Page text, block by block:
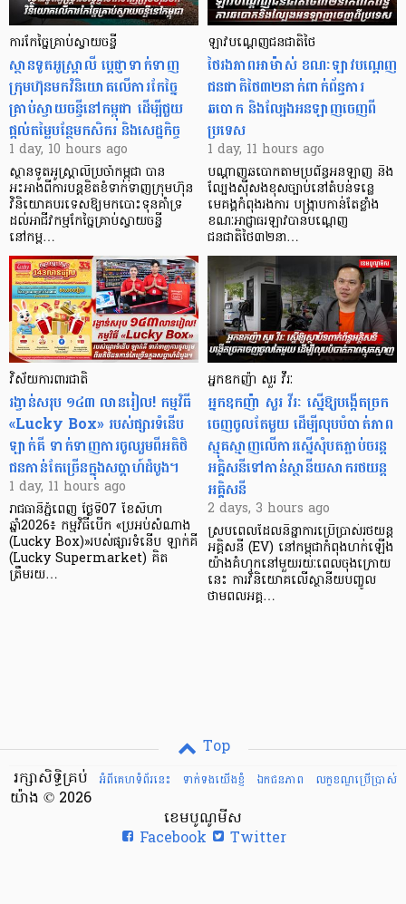
ការកែច្នៃគ្រាប់ស្វាយចន្ទី
ស្ថានទូតអូស្ត្រាលី ប្តេជ្ញាទាក់ទាញ
ក្រុមហ៊ុនមក​វិនិយោគលើការកែច្នៃ
គ្រាប់ស្វាយចន្ទីនៅកម្ពុជា ដើម្បីជួយ
ផ្តល់តម្លៃបន្ថែមកសិករ និងសេដ្ឋកិច្ច
1 day, 10 hours ago
ស្ថានទូតអូស្ត្រាលីប្រចាំកម្ពុជា បាន
អះអាងពីការបន្តខិតខំទាក់ទាញក្រុមហ៊ុន
វិនិយោគបរទេសឱ្យមកបោះទុនគាំទ្រ
ដល់អាជីវកម្មកែច្នៃគ្រាប់ស្វាយចន្ទី
នៅកម្ព…
ឡាវបណ្តេញជនជាតិថៃ
ថៃរងភាពអាម៉ាស់ ខណៈឡាវបណ្តេញ
ជនជាតិថៃ៣២នាក់ពាក់ព័ន្ធការ
ឆបោក និងល្បែងអនឡាញចេញពី
ប្រទេស
1 day, 11 hours ago
បណ្តាញឆបោកតាមប្រព័ន្ធអនឡាញ និង
ល្បែងស៊ីសងខុសច្បាប់នៅតំបន់ទន្លេ
មេគង្គកំពុងរងការ បង្ក្រាប​កាន់តែខ្លាំង
ខណៈអាជ្ញាធរឡាវបានបណ្តេញ
ជនជាតិថៃ៣២នា…
វិស័យការពារជាតិ
រង្វាន់សរុប ១៤៣ លានរៀល! កម្មវិធី
«Lucky Box» របស់ផ្សារទំនើប
ឡាក់គី ទាក់ទាញការចូលរួមពីអតិថិ
ជនកាន់តែច្រើនក្នុងសប្តាហ៍ដំបូង។
1 day, 11 hours ago
រាជធានីភ្នំពេញ ថ្ងៃទី07 ខែសីហា
ឆ្នាំ2026៖ កម្មវិធីបើក «ប្រអប់សំណាង
(Lucky Box)»របស់ផ្សារទំនើប ឡាក់គី
(Lucky Supermarket) គិត
ត្រឹមរយ…
អ្នកឧកញ៉ា សួរ វីរៈ
អ្នកឧកញ៉ា សួរ វីរៈ ស្នើឱ្យបង្កើតច្រក
ចេញចូលតែមួយ ដើម្បីលុបបំបាត់ភាព
ស្មុគស្មាញលើការស្នើសុំបតភ្ជាប់ចរន្ត
អគ្គិសនីទៅកាន់ស្ថានីយសាករថយន្ត
អគ្គិសនី
2 days, 3 hours ago
ស្របពេលដែលនិន្នាការប្រើប្រាស់រថយន្ត
អគ្គិសនី (EV) នៅកម្ពុជាកំពុងហក់ឡើង
យ៉ាងគំហុកនៅមួយរយៈពេលចុងក្រោយ
នេះ ការវិនិយោគលើស្ថានីយបញ្ចូល
ថាមពលអគ្គ…
Top
អំពីគេហទំព័រនេះ
ទាក់ទងយើងខ្ញំ ឯកជនភាព លក្ខខណ្ឌ​ប្រើ​ប្រាស់
រក្សាសិទ្ធិគ្រប់
យ៉ាង © 2026
ខេមបូណូមីស
Facebook
Twitter